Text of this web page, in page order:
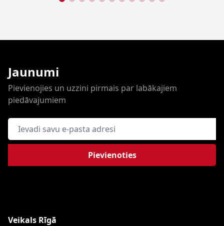
Jaunumi
Pievienojies un uzzini pirmais par labākajiem
piedāvajumiem
E-pasta adrese
Pievienoties
Veikals Rīgā